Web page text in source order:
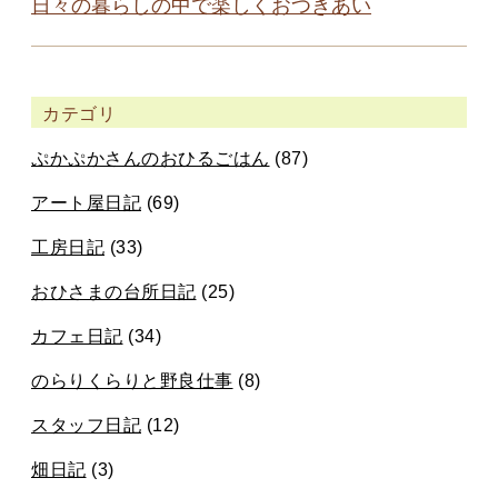
日々の暮らしの中で楽しくおつきあい
カテゴリ
ぷかぷかさんのおひるごはん (87)
アート屋日記 (69)
工房日記 (33)
おひさまの台所日記 (25)
カフェ日記 (34)
のらりくらりと野良仕事 (8)
スタッフ日記 (12)
畑日記 (3)